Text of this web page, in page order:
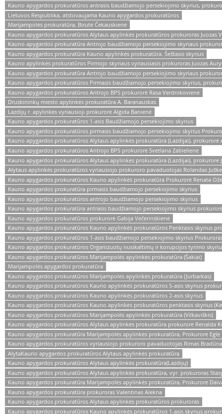
Kauno apygardos prokuratūros antrasis baudžiamojo persekiojimo skyrius,
Lietuvos Respublika, atstovaujama Kauno apygardos prokuratūros
Marijampolės prokuratūra, Birutė Čekauskienė
Kauno apygardos prokuratūros Alytaus apylinkės prokuratūros prokuroras Juozas
Kauno apygardos prokuratūra Antrojo baudžiamojo persekiojimo skyriaus
Kauno apygardos prokuratūra Kauno apylinkės prokuratūra. Šeštasis skyrius
Kauno apylinkės prokuratūros Pirmojo skyriaus vyriausiasis prokuroras Juozas
Kauno apygardos prokuratūra Antrojo baudžiamojo persekiojimo skyriaus
Kauno apygardos prokuratūros Pirmasis baudžiamojo persekiojimo skyrius,
Kauno apygardos prokuratūros Antrojo BPS prokurorė Rasa Verdnikovienė
Druskininkų miesto apylinkės prokuratūra A. Baranauskas
Lazdijų r. apylinkės vyriausioji prokurorė Algida Banienė
Kauno apygardos prokuratūros 1-asis Baudžiamojo persekiojimo skyrius
Kauno apygardos prokuratūros pirmasis baudžiamojo persekiojimo skyrius
Kauno apygardos prokuratūros Alytaus apylinkės prokuratūra (Lazdijai), prokurorė
Kauno apygardos prokuratūros Antrojo BPS prokurorė Svetlana Zabielienė
Kauno apygardos prokuratūros Alytaus apylinkės prokuratūra (Lazdijai), prokurorė
Alytaus apylinkės prokuratūros vyriausiojo prokuroro pavaduotojas Rolandas
Kauno apygardos prokuratūros Kauno apylinkės prokuratūra Prokurorė Renata
Kauno apygardos prokuratūra pirmasis baudžiamojo persekiojimo skyrius
Kauno apygardos prokuratūros antrojo baudžiamojo persekiojimo skyrius
Kauno apygardos prokuratūra antrasis baudžiamojo persekiojimo skyrius
Kauno apygardos prokuratūros prokurorė Gabija Večerinskienė
Kauno apygardos prokuratūros Kauno apylinkės prokuratūros Penktasis skyrius
Kauno apygardos prokuratūros 1-asis baudžiamojo persekiojimo skyrius
Kauno apygardos prokuratūros Organizuotų nusikaltimų ir korupcijos tyrimo
Kauno apygardos prokuratūros Marijampolės apylinkės prokuratūra (Šakiai)
Marijampolės apygardos prokuratūra
Kauno apygardos prokuratūros Marijampolės apylinkės prokuratūra (Jurbarkas)
Kauno apygardos prokuratūros Kauno apylinkės prokuratūros 5-asis skyrius
Kauno apygardos prokuratūros Kauno apylinkės prokuratūros 2-asis skyrius
Kauno apygardos prokuratūros Kauno apylinkės prokuratūros penktasis skyrius
Kauno apygardos prokuratūros Marijampolės apylinkės prokuratūra (Vilkaviškis)
Kauno apygardos prokuratūros Alytaus apylinkės prokuratūra prokurorė Renalda
Kauno apygardos prokuratūra Marijampolės apylinkės prokuratūra, Prokurorė Eglė
Kauno apygardos prokuratūros vyriausiojo prokuroro pavaduotojas Rimas
AlytaKauno apygardos prokuratūros Alytaus apylinkės prokuratūra
Kauno apygardos prokuratūros Alytaus apylinkės prokuratūra(Lazdijų)
Kauno apygardos prokuratūros Alytaus apylinkės prokuratūra, vyr. prokuroras
Kauno apygardos prokuratūra Marijampolės apylinkės prokuratūra, Prokurorė
Kauno apygardos prokuratūra prokuroras Valentinas Alekna
Kauno apygardos prokuratūros Alytaus apylinkės prokuratūros prokuroras
Kauno apygardos prokuratūros Kauno apylinkės prokuratūros 1-asis skyrius